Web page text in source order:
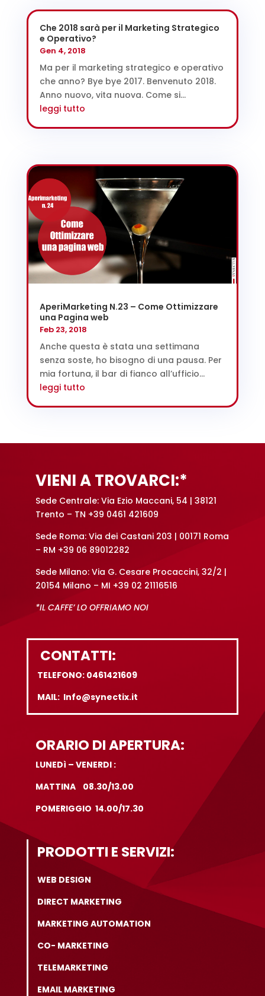
Che 2018 sarà per il Marketing Strategico
e Operativo?
Gen 4, 2018
Ma per il marketing strategico e operativo
che anno? Bye bye 2017. Benvenuto 2018.
Anno nuovo, vita nuova. Come si...
leggi tutto
AperiMarketing N.23 – Come Ottimizzare
una Pagina web
Feb 23, 2018
Anche questa è stata una settimana
senza soste, ho bisogno di una pausa. Per
mia fortuna, il bar di fianco all’ufficio...
leggi tutto
VIENI A TROVARCI:*
Sede Centrale: Via Ezio Maccani, 54 | 38121
Trento – TN +39 0461 421609
Sede Roma: Via dei Castani 203 | 00171 Roma
– RM +39 06 89012282
Sede Milano: Via G. Cesare Procaccini, 32/2 |
20154 Milano – MI +39 02 21116516
*IL CAFFE’ LO OFFRIAMO NOI
CONTATTI:
TELEFONO: 0461421609
MAIL: Info@synectix.it
ORARIO DI APERTURA:
LUNEDì – VENERDI :
MATTINA 08.30/13.00
POMERIGGIO 14.00/17.30
PRODOTTI E SERVIZI:
WEB DESIGN
DIRECT MARKETING
MARKETING AUTOMATION
CO- MARKETING
TELEMARKETING
EMAIL MARKETING